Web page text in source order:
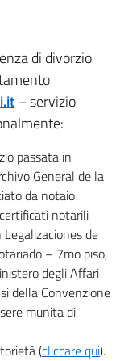
di divorzio
– servizio
passata in
General de la
da notaio
notarili
de
– 7mo piso,
degli Affari
della Convenzione
munita di
(cliccare qui).